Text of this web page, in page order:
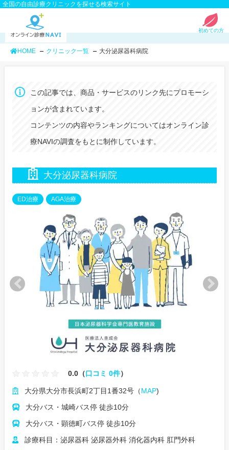
全国の自由診療クリニックを探せる検索サイト
初めての方
HOME クリニック一覧 大分泌尿器科病院
この記事では、商品・サービスのリンク先にプロモーシ
ョンが含まれています。
コンテンツの内容やランキングについてはオンライン診
療NAVIの調査をもとに制作しています。
大分泌尿器科病院
ED治療 AGA治療
0.0（ 口コミ 0件）
大分県大分市長浜町2丁目1番32号（MAP)
大分バス・城崎バス停 徒歩10分
大分バス・顕徳町バス停 徒歩10分
診療科目：泌尿器科 泌尿器外科 消化器内科 肛門外科